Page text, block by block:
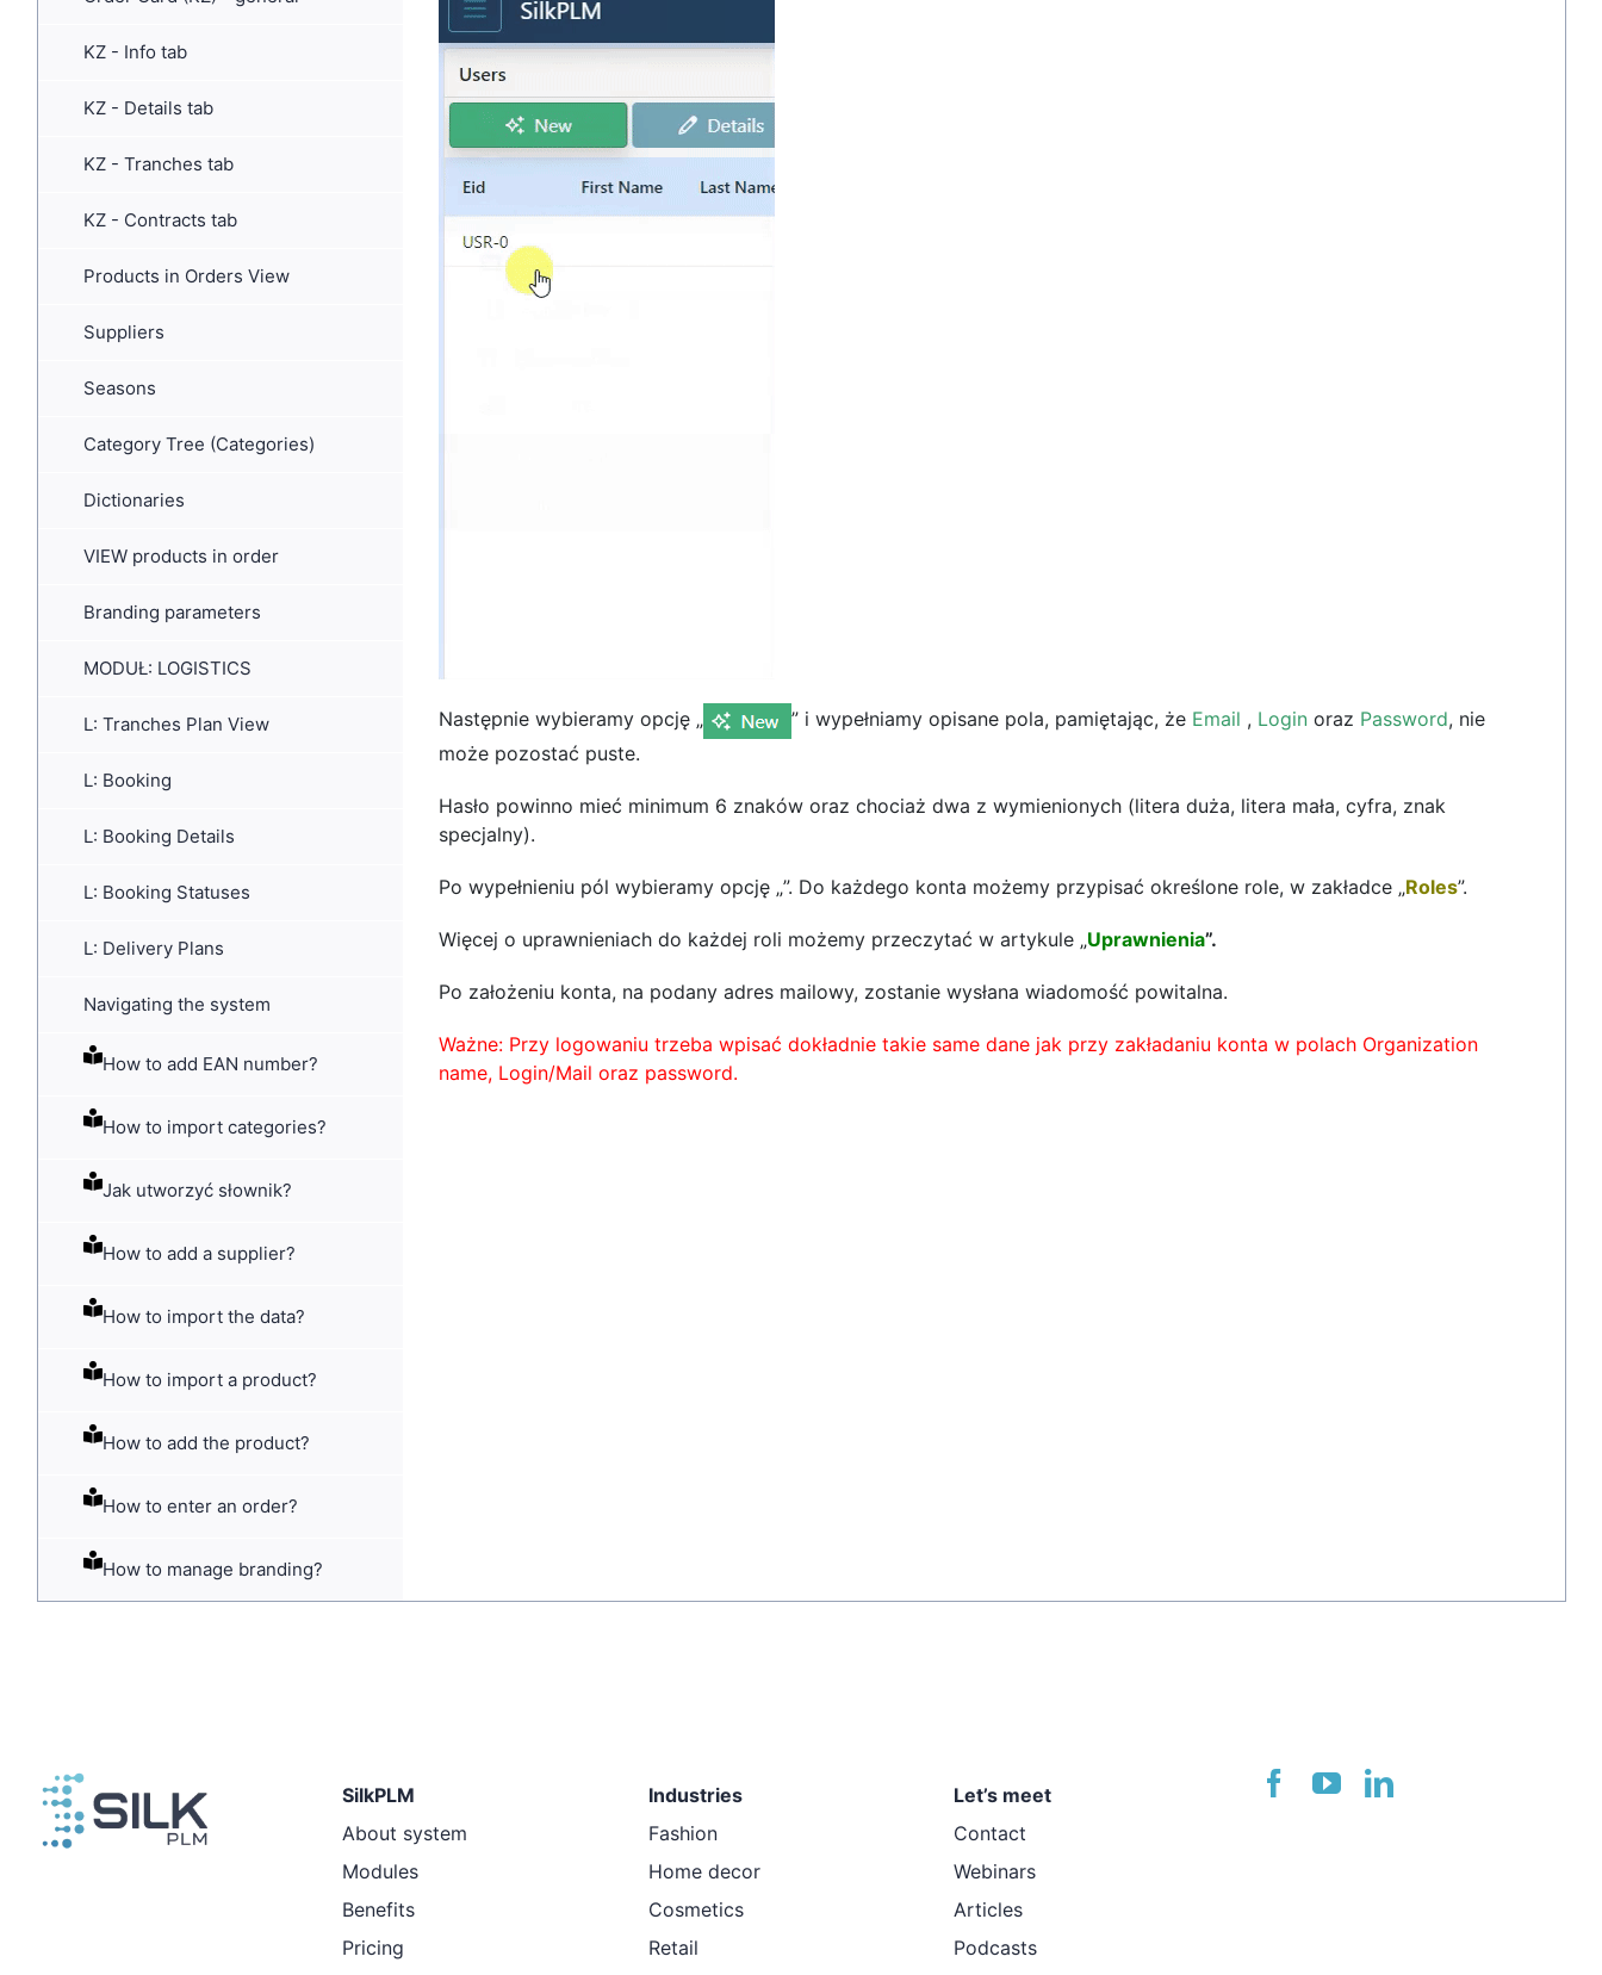
KZ - Info tab
KZ - Details tab
KZ - Tranches tab
KZ - Contracts tab
Products in Orders View
Suppliers
Seasons
Category Tree (Categories)
Dictionaries
VIEW products in order
Branding parameters
MODUŁ: LOGISTICS
L: Tranches Plan View
L: Booking
L: Booking Details
L: Booking Statuses
L: Delivery Plans
Navigating the system
How to add EAN number?
How to import categories?
Jak utworzyć słownik?
How to add a supplier?
How to import the data?
How to import a product?
How to add the product?
How to enter an order?
How to manage branding?
Następnie wybieramy opcję „ ” i wypełniamy opisane pola, pamiętając, że Email , Login oraz Password, nie
może pozostać puste.
Hasło powinno mieć minimum 6 znaków oraz chociaż dwa z wymienionych (litera duża, litera mała, cyfra, znak
specjalny).
Po wypełnieniu pól wybieramy opcję „”. Do każdego konta możemy przypisać określone role, w zakładce „Roles”.
Więcej o uprawnieniach do każdej roli możemy przeczytać w artykule „Uprawnienia”.
Po założeniu konta, na podany adres mailowy, zostanie wysłana wiadomość powitalna.
Ważne: Przy logowaniu trzeba wpisać dokładnie takie same dane jak przy zakładaniu konta w polach Organization
name, Login/Mail oraz password.
SilkPLM
About system
Modules
Benefits
Pricing
Industries
Fashion
Home decor
Cosmetics
Retail
Let’s meet
Contact
Webinars
Articles
Podcasts